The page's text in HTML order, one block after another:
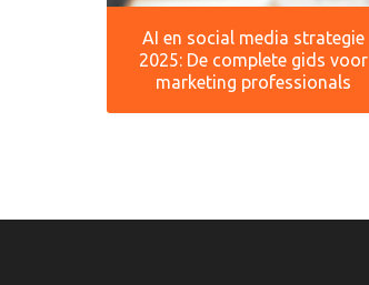
AI en social media strategie
2025: De complete gids voor
marketing professionals